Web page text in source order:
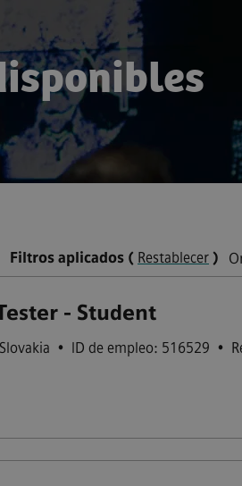
Filtros aplicados ( Restablecer )
- Student
Slovakia • ID de empleo: 516529 •